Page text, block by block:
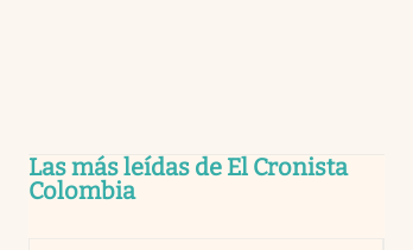
Las más leídas de El Cronista
Colombia